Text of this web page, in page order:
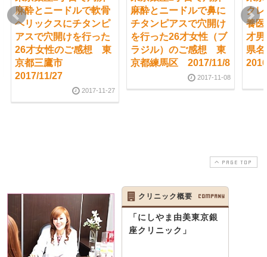
麻酔とニードルで軟骨
ヘリックスにチタンピ
アスで穴開けを行った
26才女性のご感想 東
京都三鷹市
2017/11/27
2017-11-27
麻酔とニードルで鼻に
チタンピアスで穴開け
を行った26才女性（ブ
ラジル）のご感想 東
京都練馬区 2017/11/8
2017-11-08
ク
養
才
県
PAGE TOP
クリニック概要 COMPANY
「にしやま由美東京銀
座クリニック」